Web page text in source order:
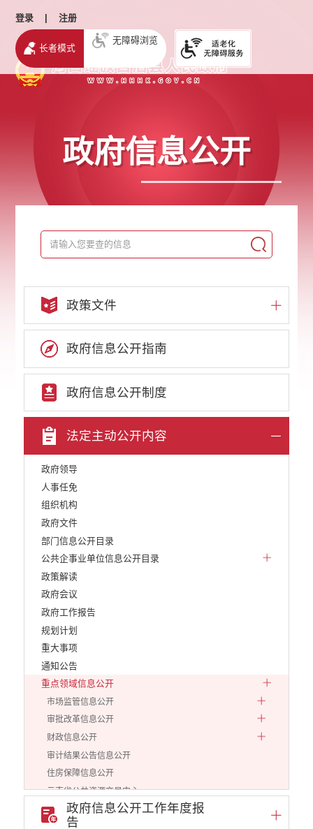
登录 | 注册
长者模式
无障碍浏览
政府信息公开
政策文件
政府信息公开指南
政府信息公开制度
法定主动公开内容
政府领导
人事任免
组织机构
政府文件
部门信息公开目录
公共企事业单位信息公开目录
政策解读
政府会议
政府工作报告
规划计划
重大事项
通知公告
重点领域信息公开
市场监管信息公开
审批改革信息公开
财政信息公开
审计结果公告信息公开
住房保障信息公开
云南省公共资源交易中心
环境保护信息公开
价格和收费信息公开
政府信息公开工作年度报
告